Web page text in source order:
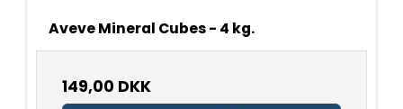
Aveve Mineral Cubes - 4 kg.
149,00 DKK